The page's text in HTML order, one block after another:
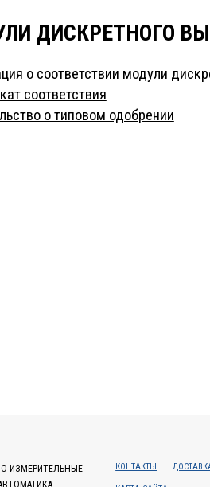
ДИСКРЕТНОГО
о соответствии модули
соответствия
о типовом одобрении
ИЗМЕРИТЕЛЬНЫЕ
КОНТАКТЫ